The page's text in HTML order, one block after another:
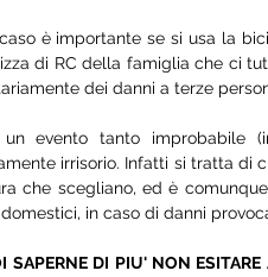
è importante se si usa la
di RC della famiglia che ci
dei danni a terze
evento tanto
irrisorio. Infatti si tratta di
che scegliano, ed è
in caso di danni
SAPERNE DI PIU' NON